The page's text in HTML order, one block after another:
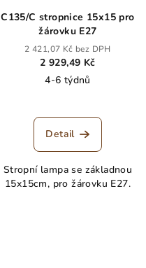
C135/C stropnice 15x15 pro
žárovku E27
2 421,07 Kč bez DPH
2 929,49 Kč
4-6 týdnů
Detail
Stropní lampa se základnou
15x15cm, pro žárovku E27.